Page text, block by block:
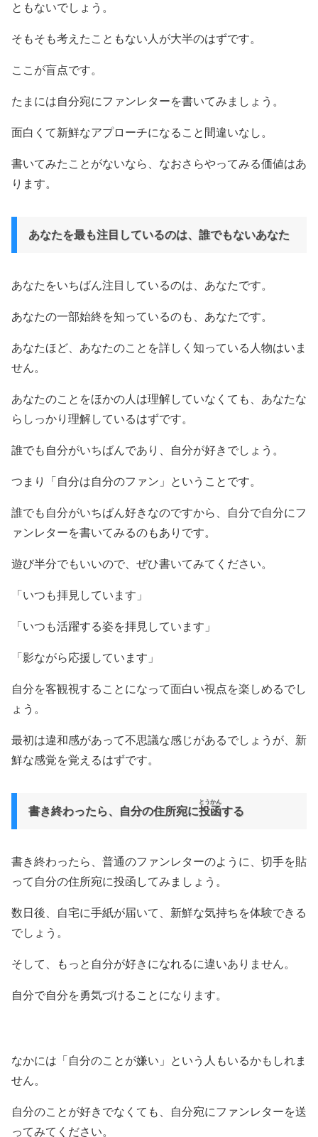
ともないでしょう。
そもそも考えたこともない人が大半のはずです。
ここが盲点です。
たまには自分宛にファンレターを書いてみましょう。
面白くて新鮮なアプローチになること間違いなし。
書いてみたことがないなら、なおさらやってみる価値はあ
ります。
あなたを最も注目しているのは、誰でもないあなた
あなたをいちばん注目しているのは、あなたです。
あなたの一部始終を知っているのも、あなたです。
あなたほど、あなたのことを詳しく知っている人物はいま
せん。
あなたのことをほかの人は理解していなくても、あなたな
らしっかり理解しているはずです。
誰でも自分がいちばんであり、自分が好きでしょう。
つまり「自分は自分のファン」ということです。
誰でも自分がいちばん好きなのですから、自分で自分にフ
ァンレターを書いてみるのもありです。
遊び半分でもいいので、ぜひ書いてみてください。
「いつも拝見しています」
「いつも活躍する姿を拝見しています」
「影ながら応援しています」
自分を客観視することになって面白い視点を楽しめるでし
ょう。
最初は違和感があって不思議な感じがあるでしょうが、新
鮮な感覚を覚えるはずです。
書き終わったら、自分の住所宛に投函
とうかん
する
書き終わったら、普通のファンレターのように、切手を貼
って自分の住所宛に投函してみましょう。
数日後、自宅に手紙が届いて、新鮮な気持ちを体験できる
でしょう。
そして、もっと自分が好きになれるに違いありません。
自分で自分を勇気づけることになります。
なかには「自分のことが嫌い」という人もいるかもしれま
せん。
自分のことが好きでなくても、自分宛にファンレターを送
ってみてください。